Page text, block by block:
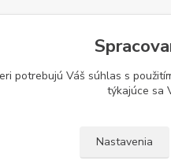
potrebujú Váš súhlas s
týkajúce sa
Nastavenia